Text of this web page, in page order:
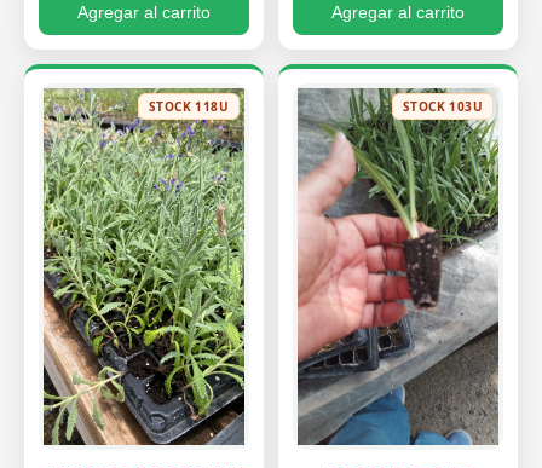
Agregar al carrito Agregar al carrito
STOCK 118U STOCK 103U